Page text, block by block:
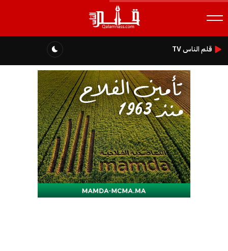
قلم الناس TV